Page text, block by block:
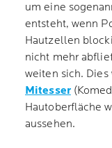
um eine
entsteht, wenn
Hautzellen
nicht mehr
weiten sich.
Mitesser
Hautoberfläche
aussehen.